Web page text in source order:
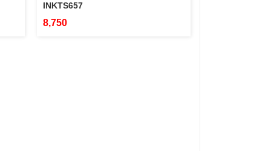
INKTS657
8,750